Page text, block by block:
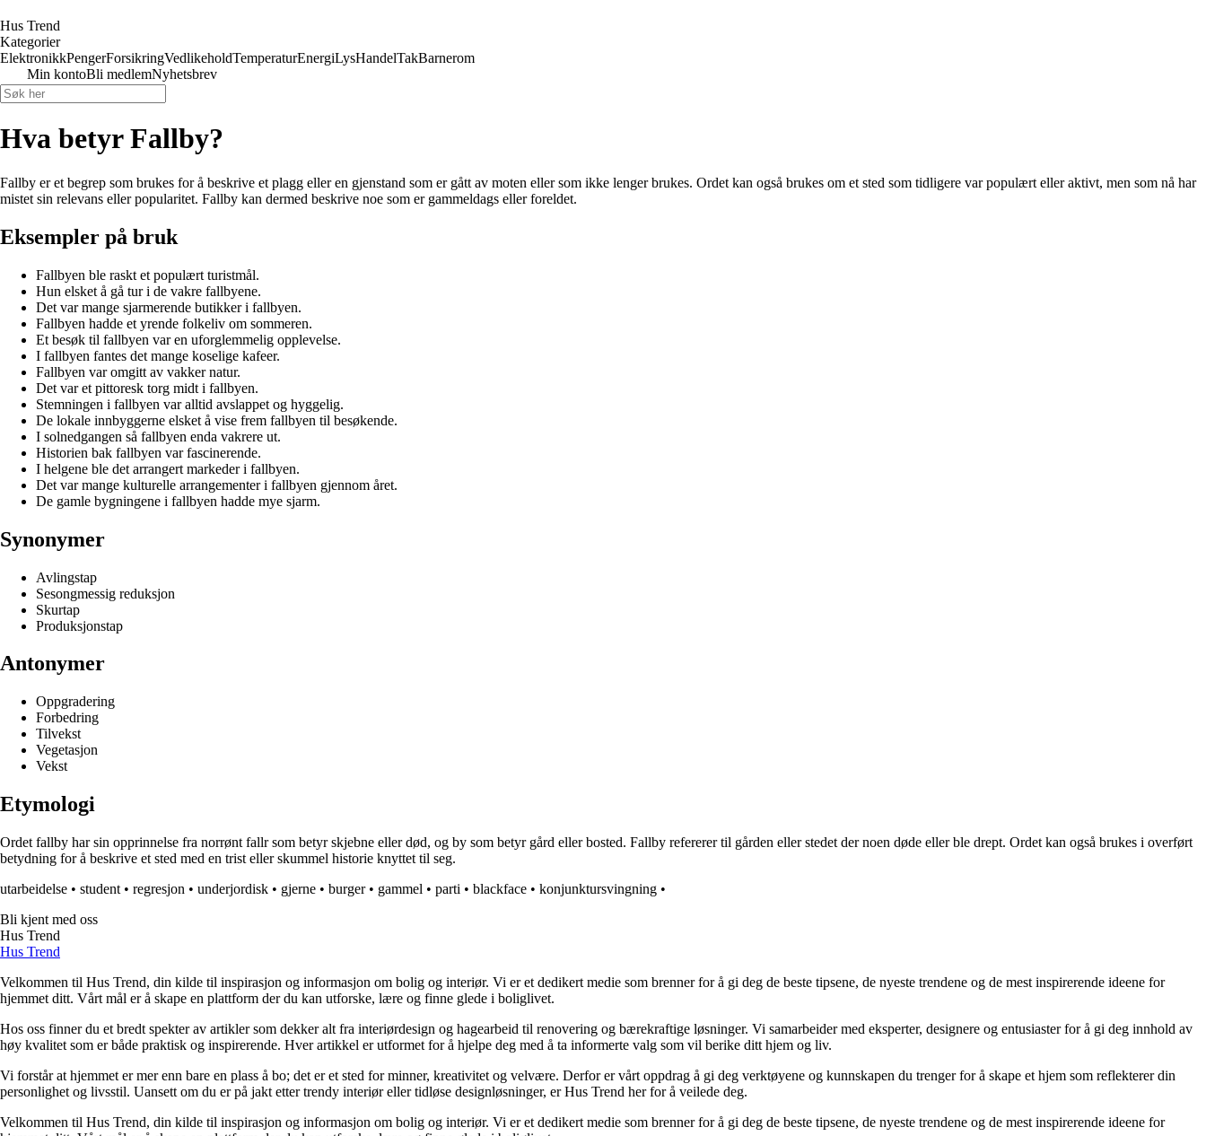
Hus Trend
Kategorier
ElektronikkPengerForsikringVedlikeholdTemperaturEnergiLysHandelTakBarnerom
Min kontoBli medlemNyhetsbrev
Hva betyr Fallby?
Fallby er et begrep som brukes for å beskrive et plagg eller en gjenstand som er gått av moten eller som ikke lenger brukes. Ordet kan også brukes om et sted som tidligere var populært eller aktivt, men som nå har
mistet sin relevans eller popularitet. Fallby kan dermed beskrive noe som er gammeldags eller foreldet.
Eksempler på bruk
Fallbyen ble raskt et populært turistmål.
Hun elsket å gå tur i de vakre fallbyene.
Det var mange sjarmerende butikker i fallbyen.
Fallbyen hadde et yrende folkeliv om sommeren.
Et besøk til fallbyen var en uforglemmelig opplevelse.
I fallbyen fantes det mange koselige kafeer.
Fallbyen var omgitt av vakker natur.
Det var et pittoresk torg midt i fallbyen.
Stemningen i fallbyen var alltid avslappet og hyggelig.
De lokale innbyggerne elsket å vise frem fallbyen til besøkende.
I solnedgangen så fallbyen enda vakrere ut.
Historien bak fallbyen var fascinerende.
I helgene ble det arrangert markeder i fallbyen.
Det var mange kulturelle arrangementer i fallbyen gjennom året.
De gamle bygningene i fallbyen hadde mye sjarm.
Synonymer
Avlingstap
Sesongmessig reduksjon
Skurtap
Produksjonstap
Antonymer
Oppgradering
Forbedring
Tilvekst
Vegetasjon
Vekst
Etymologi
Ordet fallby har sin opprinnelse fra norrønt fallr som betyr skjebne eller død, og by som betyr gård eller bosted. Fallby refererer til gården eller stedet der noen døde eller ble drept. Ordet kan også brukes i overført
betydning for å beskrive et sted med en trist eller skummel historie knyttet til seg.
utarbeidelse • student • regresjon • underjordisk • gjerne • burger• gammel • parti • blackface • konjunktursvingning •
Bli kjent med oss
Hus Trend
Hus Trend
Velkommen til Hus Trend, din kilde til inspirasjon og informasjon om bolig og interiør. Vi er et dedikert medie som brenner for å gi deg de beste tipsene, de nyeste trendene og de mest inspirerende ideene for
hjemmet ditt. Vårt mål er å skape en plattform der du kan utforske, lære og finne glede i boliglivet.
Hos oss finner du et bredt spekter av artikler som dekker alt fra interiørdesign og hagearbeid til renovering og bærekraftige løsninger. Vi samarbeider med eksperter, designere og entusiaster for å gi deg innhold av
høy kvalitet som er både praktisk og inspirerende. Hver artikkel er utformet for å hjelpe deg med å ta informerte valg som vil berike ditt hjem og liv.
Vi forstår at hjemmet er mer enn bare en plass å bo; det er et sted for minner, kreativitet og velvære. Derfor er vårt oppdrag å gi deg verktøyene og kunnskapen du trenger for å skape et hjem som reflekterer din
personlighet og livsstil. Uansett om du er på jakt etter trendy interiør eller tidløse designløsninger, er Hus Trend her for å veilede deg.
Velkommen til Hus Trend, din kilde til inspirasjon og informasjon om bolig og interiør. Vi er et dedikert medie som brenner for å gi deg de beste tipsene, de nyeste trendene og de mest inspirerende ideene for